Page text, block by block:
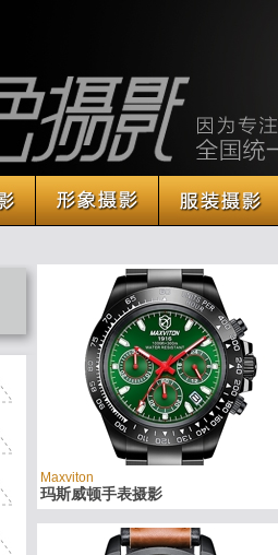
Maxviton
玛斯威顿手表摄影